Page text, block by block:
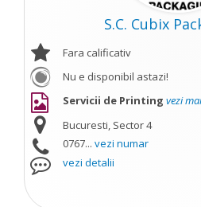
S.C. Cubix
Fara calificativ
Nu e disponibil astazi!
Servicii de Printing vezi
Bucuresti, Sector 4
0767... vezi numar
vezi detalii